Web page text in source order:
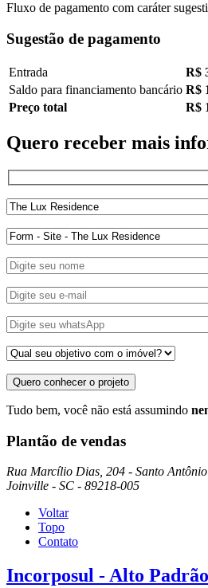
Fluxo de pagamento com caráter
Sugestão de pagamento
Entrada
R$
Saldo para financiamento bancário R$
Preço total
R$
Quero receber mais
Quero conhecer o projeto
Tudo bem, você não está assumindo
Plantão de vendas
Rua Marcílio Dias, 204 - Santo Antônio
Joinville - SC - 89218-005
Voltar
Topo
Contato
Incorposul - Alto Padrão